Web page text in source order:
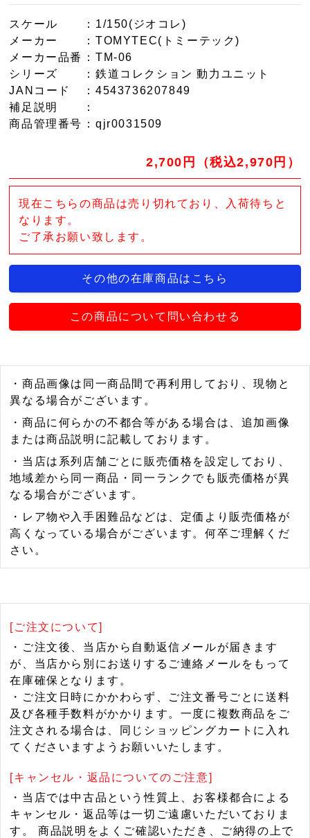
スケール
：1/150(ジオコレ)
メーカー
：TOMYTEC(トミーテック)
メーカー品番
：TM-06
シリーズ
：鉄道コレクション 動力ユニット
JANコード
：4543736207849
補足説明
：
商品管理番号 ：qjr0031509
2,700円（税込2,970円）
現在こちらの商品は売り切れており、入荷待ちと
なります。
ご了承お願い致します。
その他の在庫商品はこちら
この商品について問い合わせる
・商品画像は同一商品間で再利用しており、現物と
異なる場合がございます。
・商品に何らかの不都合等がある場合は、追加画像
または商品説明に記載しております。
・当店は系列店舗ごとに販売価格を設定しており、
地域差から同一商品・同一ランクでも販売価格が異
なる場合がございます。
・レア物や入手困難品などは、定価より販売価格が
高くなっている場合がございます。何卒ご理解くだ
さい。
[ご注文について]
・ご注文後、当店から自動返信メールが届きます
が、当店から別にお送りするご連絡メールをもって
在庫確保となります。
・ご注文日時にかかわらず、ご注文番号ごとに送料
及び各種手数料がかかります。一度に複数商品をご
注文される場合は、同じショッピングカートに入れ
てくださいますようお願いいたします。
[キャンセル・返品についてのご注意]
・当店では中古品という性質上、お客様都合による
キャンセル・返品等は一切ご遠慮いただいておりま
す。 商品説明をよくご確認いただき、ご納得の上で